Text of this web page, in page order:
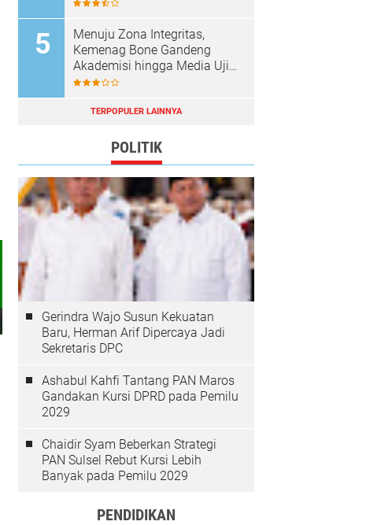
Menuju Zona Integritas,
Kemenag Bone Gandeng
Akademisi hingga Media Uji
Standar Pelayanan
TERPOPULER LAINNYA
POLITIK
Gerindra Wajo Susun Kekuatan
Baru, Herman Arif Dipercaya Jadi
Sekretaris DPC
Ashabul Kahfi Tantang PAN Maros
Gandakan Kursi DPRD pada Pemilu
2029
Chaidir Syam Beberkan Strategi
PAN Sulsel Rebut Kursi Lebih
Banyak pada Pemilu 2029
PENDIDIKAN